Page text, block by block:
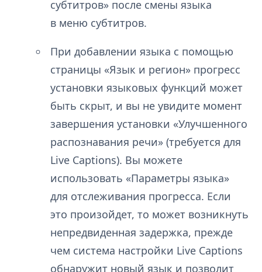
субтитров» после смены языка
в меню субтитров.
При добавлении языка с помощью
страницы «Язык и регион» прогресс
установки языковых функций может
быть скрыт, и вы не увидите момент
завершения установки «Улучшенного
распознавания речи» (требуется для
Live Captions). Вы можете
использовать «Параметры языка»
для отслеживания прогресса. Если
это произойдет, то может возникнуть
непредвиденная задержка, прежде
чем система настройки Live Captions
обнаружит новый язык и позволит